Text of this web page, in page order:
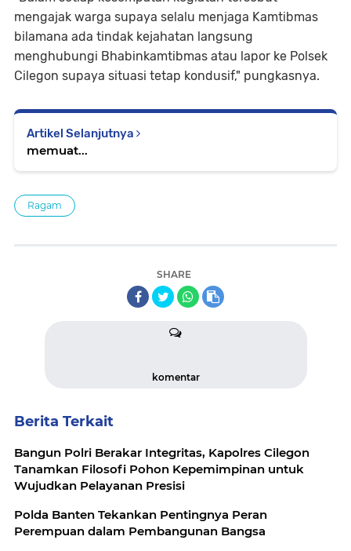
mengajak warga supaya selalu menjaga Kamtibmas
bilamana ada tindak kejahatan langsung
menghubungi Bhabinkamtibmas atau lapor ke Polsek
Cilegon supaya situasi tetap kondusif," pungkasnya.
Artikel Selanjutnya
memuat...
Ragam
SHARE
komentar
Berita Terkait
Bangun Polri Berakar Integritas, Kapolres Cilegon
Tanamkan Filosofi Pohon Kepemimpinan untuk
Wujudkan Pelayanan Presisi
Polda Banten Tekankan Pentingnya Peran
Perempuan dalam Pembangunan Bangsa